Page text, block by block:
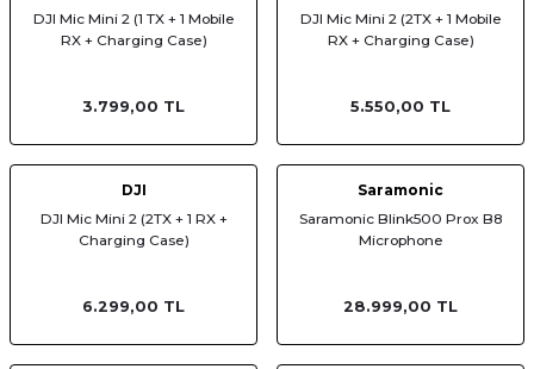
DJI Mic Mini 2 (1 TX + 1 Mobile
RX + Charging Case)
3.799,00 TL
DJI Mic Mini 2 (2TX + 1 Mobile
RX + Charging Case)
5.550,00 TL
DJI
DJI Mic Mini 2 (2TX + 1 RX +
Charging Case)
6.299,00 TL
Saramonic
Saramonic Blink500 Prox B8
Microphone
28.999,00 TL